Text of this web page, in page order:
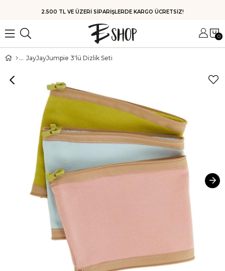
HIZLI KARGO
0
JayJayJumpie 3'lü Dizlik Seti